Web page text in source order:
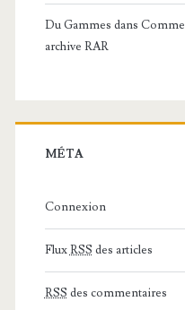
Du Gammes dans
archive RAR
MÉTA
Connexion
FluxRSS des articles
RSS des commentaires